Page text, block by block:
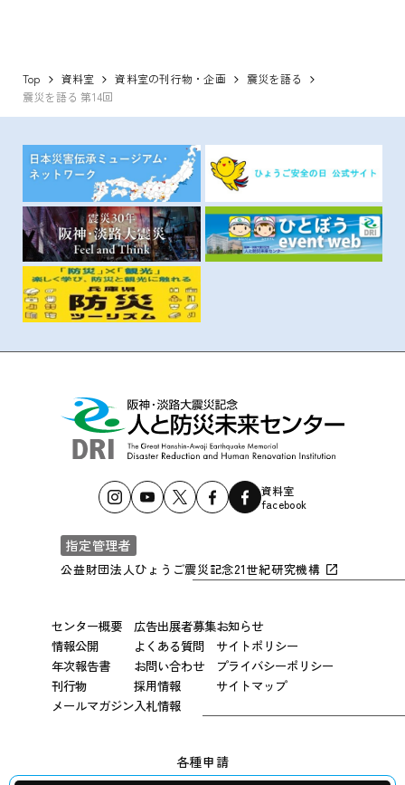
Top 資料室 資料室の刊行物・企画
震災を語る
震災を語る 第14回
資料室
facebook
指定管理者
公益財団法人ひょうご震災記念21世紀研究機構
センター概要
情報公開
年次報告書
刊行物
メールマガジン
広告出展者募集
よくある質問
お問い合わせ
採用情報
入札情報
お知らせ
サイトポリシー
プライバシーポリシー
サイトマップ
各種申請